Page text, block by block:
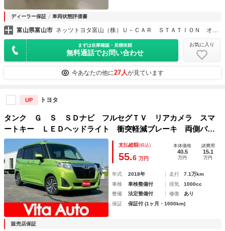
ディーラー保証 車両状態評価書
富山県富山市 ネッツトヨタ富山（株）Ｕ－ＣＡＲ ＳＴＡＴＩＯＮ オンライン
まずは在庫確認・見積依頼
無料通話でお問い合わせ
お気に入り
今あなたの他に27人が見ています
UP トヨタ
タンク Ｇ Ｓ ＳＤナビ フルセグＴＶ リアカメラ スマ
ートキー ＬＥＤヘッドライト 衝突軽減ブレーキ 両側パワ
スラ Ｂｌｕｅｔｏｏｔｈ クルコン 純正１４インチアル
ミ ＥＴＣ
支払総額(税込)
55.6 万円
本体価格
40.5
万円
諸費用
15.1
万円
年式 2018年 走行
7.1万km
車検
車検整備付 排気
1000cc
整備
法定整備付 修復
あり
保証
保証付 (1ヶ月・1000km)
販売店保証